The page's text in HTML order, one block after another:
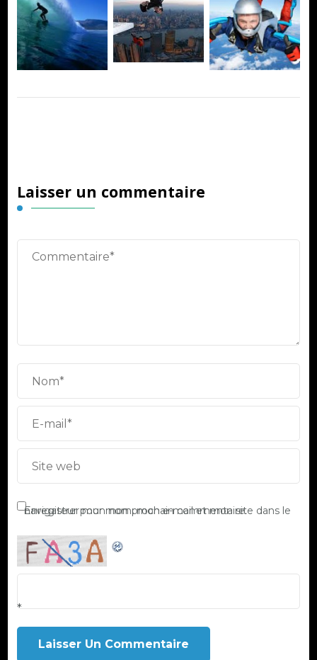
Laisser un commentaire
Enregistrer mon nom, mon e-mail et mon site dans le navigateur pour mon prochain commentaire.
*